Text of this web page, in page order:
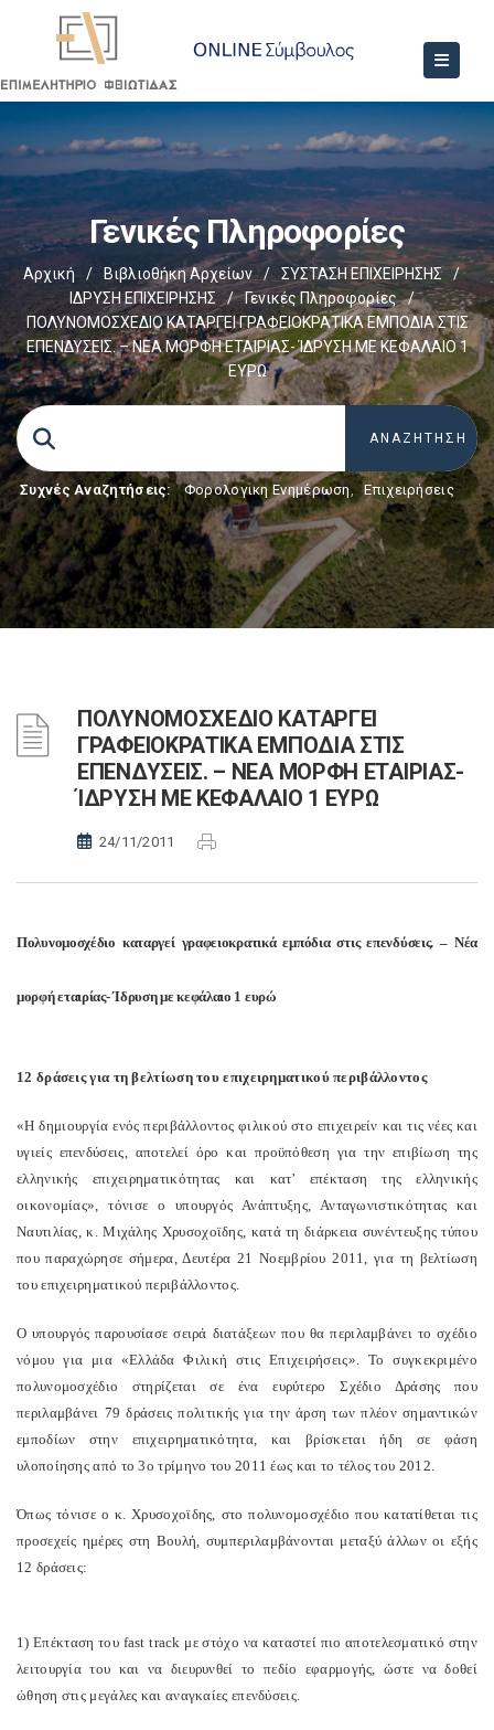
Γενικές Πληροφορίες
Αρχική / Βιβλιοθήκη Αρχείων / ΣΥΣΤΑΣΗ ΕΠΙΧΕΙΡΗΣΗΣ
/
ΙΔΡΥΣΗ ΕΠΙΧΕΙΡΗΣΗΣ
/ Γενικές Πληροφορίες
/
ΠΟΛΥΝΟΜΟΣΧΕΔΙΟ ΚΑΤΑΡΓΕΙ ΓΡΑΦΕΙΟΚΡΑΤΙΚΑ ΕΜΠΟΔΙΑ ΣΤΙΣ
ΕΠΕΝΔΥΣΕΙΣ. – ΝΕΑ ΜΟΡΦΗ ΕΤΑΙΡΙΑΣ- ΊΔΡΥΣΗ ΜΕ ΚΕΦΑΛΑΙΟ 1
ΕΥΡΩ
Συχνές Αναζητήσεις: Φορολογικη Ενημέρωση, Επιχειρήσεις
ΠΟΛΥΝΟΜΟΣΧΕΔΙΟ ΚΑΤΑΡΓΕΙ
ΓΡΑΦΕΙΟΚΡΑΤΙΚΑ ΕΜΠΟΔΙΑ ΣΤΙΣ
ΕΠΕΝΔΥΣΕΙΣ. – ΝΕΑ ΜΟΡΦΗ ΕΤΑΙΡΙΑΣ-
ΊΔΡΥΣΗ ΜΕ ΚΕΦΑΛΑΙΟ 1 ΕΥΡΩ
24/11/2011
Πολυνομοσχέδιο καταργεί γραφειοκρατικά εμπόδια στις επενδύσεις. – Νέα
μορφή εταιρίας- Ίδρυση με κεφάλαιο 1 ευρώ
12 δράσεις για τη βελτίωση του επιχειρηματικού περιβάλλοντος
«Η δημιουργία ενός περιβάλλοντος φιλικού στο επιχειρείν και τις νέες και
υγιείς επενδύσεις, αποτελεί όρο και προϋπόθεση για την επιβίωση της
ελληνικής επιχειρηματικότητας και κατ’ επέκταση της ελληνικής
οικονομίας», τόνισε ο υπουργός Ανάπτυξης, Ανταγωνιστικότητας και
Ναυτιλίας, κ. Μιχάλης Χρυσοχοϊδης, κατά τη διάρκεια συνέντευξης τύπου
που παραχώρησε σήμερα, Δευτέρα 21 Νοεμβρίου 2011, για τη βελτίωση
του επιχειρηματικού περιβάλλοντος.
Ο υπουργός παρουσίασε σειρά διατάξεων που θα περιλαμβάνει το σχέδιο
νόμου για μια «Ελλάδα Φιλική στις Επιχειρήσεις». Το συγκεκριμένο
πολυνομοσχέδιο στηρίζεται σε ένα ευρύτερο Σχέδιο Δράσης που
περιλαμβάνει 79 δράσεις πολιτικής για την άρση των πλέον σημαντικών
εμποδίων στην επιχειρηματικότητα, και βρίσκεται ήδη σε φάση
υλοποίησης από το 3ο τρίμηνο του 2011 έως και το τέλος του 2012.
Όπως τόνισε ο κ. Χρυσοχοϊδης, στο πολυνομοσχέδιο που κατατίθεται τις
προσεχείς ημέρες στη Βουλή, συμπεριλαμβάνονται μεταξύ άλλων οι εξής
12 δράσεις:
1) Επέκταση του fast track με στόχο να καταστεί πιο αποτελεσματικό στην
λειτουργία του και να διευρυνθεί το πεδίο εφαρμογής, ώστε να δοθεί
ώθηση στις μεγάλες και αναγκαίες επενδύσεις.